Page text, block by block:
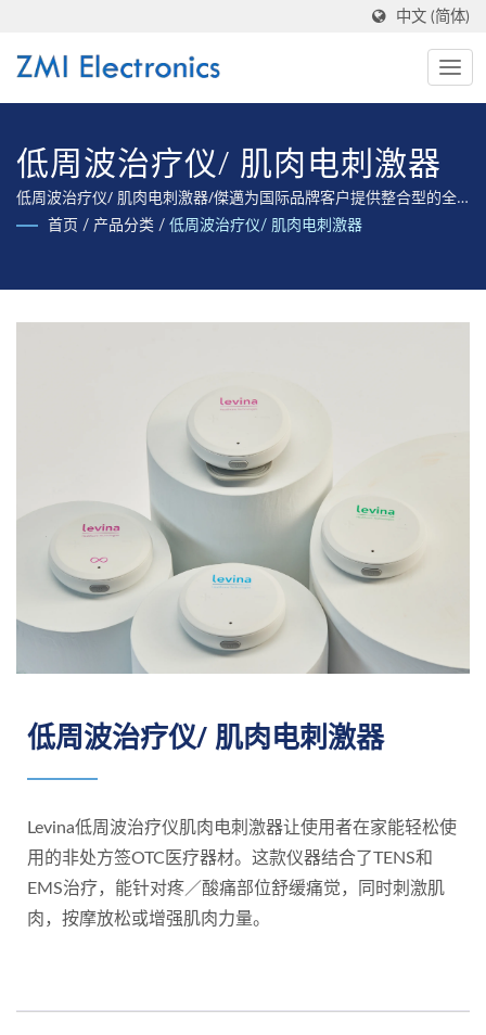
中文 (简体)
低周波治疗仪/ 肌肉电刺激器
低周波治疗仪/ 肌肉电刺激器/傑邁为国际品牌客户提供整合型的全
方位服务，从产品开发至设计制造、提供产品完整法规验证至取得
首页 / 产品分类 / 低周波治疗仪/ 肌肉电刺激器
低周波治疗仪/ 肌肉电刺激器
Levina低周波治疗仪肌肉电刺激器让使用者在家能轻松使
用的非处方签OTC医疗器材。这款仪器结合了TENS和
EMS治疗，能针对疼／酸痛部位舒缓痛觉，同时刺激肌
肉，按摩放松或增强肌肉力量。